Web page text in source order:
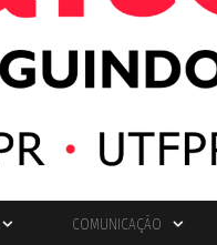
COMUNICAÇÃO